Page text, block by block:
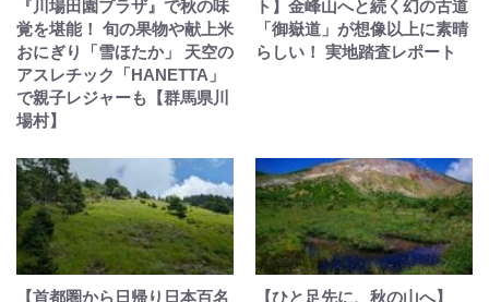
『川場田園プラザ』で秋の味
覚を堪能！ 旬の果物や献上米
おにぎり「雪ほたか」 天空の
アスレチック「HANETTA」
で親子レジャーも【群馬県川
場村】
ト】金峰山へと続く幻の古道
「御嶽道」が想像以上に素晴
らしい！ 実地踏査レポート
【首都圏から日帰り日本百名
【ひと足先に、秋の山へ】